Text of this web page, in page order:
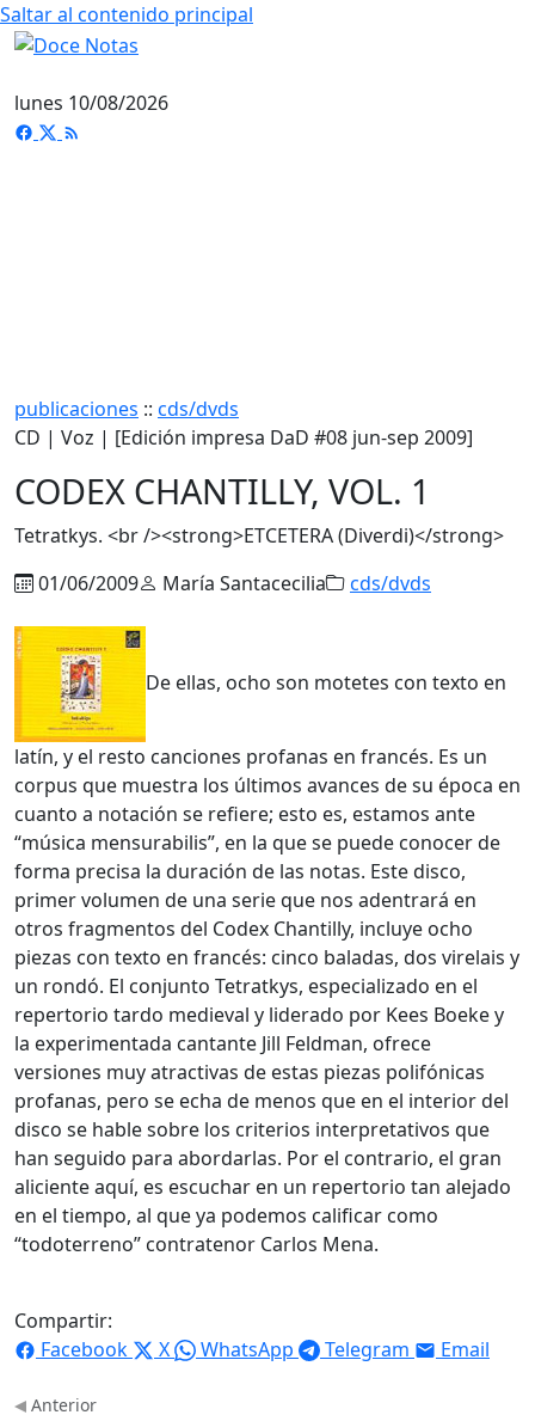
Saltar al contenido principal
lunes 10/08/2026
publicaciones :: cds/dvds
CD | Voz | [Edición impresa DaD #08 jun-sep 2009]
CODEX CHANTILLY, VOL. 1
Tetratkys. <br /><strong>ETCETERA (Diverdi)</strong>
01/06/2009
María Santacecilia cds/dvds
De ellas, ocho son motetes con texto en
latín, y el resto canciones profanas en francés. Es un
corpus que muestra los últimos avances de su época en
cuanto a notación se refiere; esto es, estamos ante
“música mensurabilis”, en la que se puede conocer de
forma precisa la duración de las notas. Este disco,
primer volumen de una serie que nos adentrará en
otros fragmentos del Codex Chantilly, incluye ocho
piezas con texto en francés: cinco baladas, dos virelais y
un rondó. El conjunto Tetratkys, especializado en el
repertorio tardo medieval y liderado por Kees Boeke y
la experimentada cantante Jill Feldman, ofrece
versiones muy atractivas de estas piezas polifónicas
profanas, pero se echa de menos que en el interior del
disco se hable sobre los criterios interpretativos que
han seguido para abordarlas. Por el contrario, el gran
aliciente aquí, es escuchar en un repertorio tan alejado
en el tiempo, al que ya podemos calificar como
“todoterreno” contratenor Carlos Mena.
Compartir:
Facebook
X WhatsApp Telegram Email
Anterior